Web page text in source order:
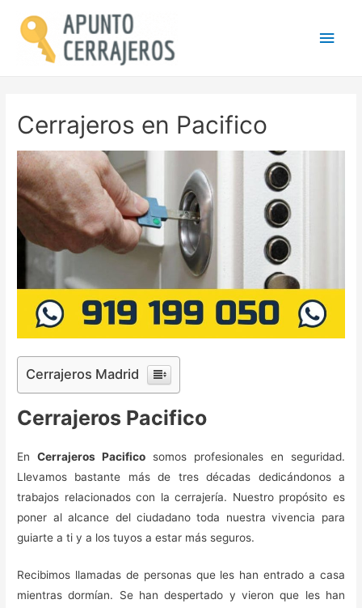
Cerrajeros en Pacifico
Cerrajeros Madrid
Cerrajeros Pacifico
EnCerrajeros Pacifico somos profesionales en seguridad.
Llevamos bastante más de tres décadas dedicándonos a
trabajos relacionados con la cerrajería. Nuestro propósito es
poner al alcance del ciudadano toda nuestra vivencia para
guiarte a ti y a los tuyos a estar más seguros.
Recibimos llamadas de personas que les han entrado a casa
mientras dormían. Se han despertado y vieron que les han